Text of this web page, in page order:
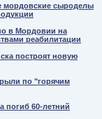
мордовские сыроделы
в Мордовии на
реабилитации
построят новую
по "горячим
погиб 60-летний